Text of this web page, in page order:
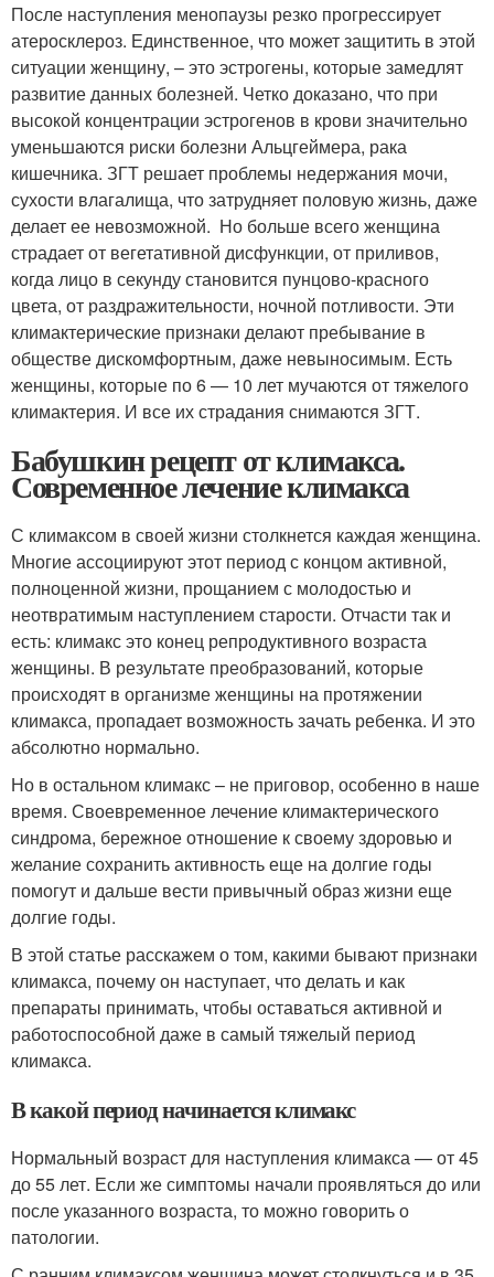
После наступления менопаузы резко прогрессирует
атеросклероз. Единственное, что может защитить в этой
ситуации женщину, – это эстрогены, которые замедлят
развитие данных болезней. Четко доказано, что при
высокой концентрации эстрогенов в крови значительно
уменьшаются риски болезни Альцгеймера, рака
кишечника. ЗГТ решает проблемы недержания мочи,
сухости влагалища, что затрудняет половую жизнь, даже
делает ее невозможной. Но больше всего женщина
страдает от вегетативной дисфункции, от приливов,
когда лицо в секунду становится пунцово-красного
цвета, от раздражительности, ночной потливости. Эти
климактерические признаки делают пребывание в
обществе дискомфортным, даже невыносимым. Есть
женщины, которые по 6 — 10 лет мучаются от тяжелого
климактерия. И все их страдания снимаются ЗГТ.
Бабушкин рецепт от климакса.
Современное лечение климакса
С климаксом в своей жизни столкнется каждая женщина.
Многие ассоциируют этот период с концом активной,
полноценной жизни, прощанием с молодостью и
неотвратимым наступлением старости. Отчасти так и
есть: климакс это конец репродуктивного возраста
женщины. В результате преобразований, которые
происходят в организме женщины на протяжении
климакса, пропадает возможность зачать ребенка. И это
абсолютно нормально.
Но в остальном климакс – не приговор, особенно в наше
время. Своевременное лечение климактерического
синдрома, бережное отношение к своему здоровью и
желание сохранить активность еще на долгие годы
помогут и дальше вести привычный образ жизни еще
долгие годы.
В этой статье расскажем о том, какими бывают признаки
климакса, почему он наступает, что делать и как
препараты принимать, чтобы оставаться активной и
работоспособной даже в самый тяжелый период
климакса.
В какой период начинается климакс
Нормальный возраст для наступления климакса — от 45
до 55 лет. Если же симптомы начали проявляться до или
после указанного возраста, то можно говорить о
патологии.